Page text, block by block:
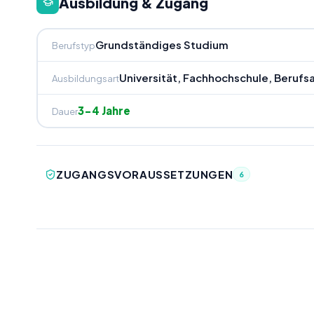
BerufstypGrundständiges Studium
AusbildungsartUniversität, Fachhochschule,
Dauer3-4 Jahre
ZUGANGSVORAUSSETZUNGEN 6